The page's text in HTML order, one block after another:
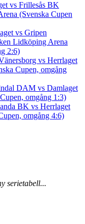
vs Frillesås BK
(Svenska Cupen
vs Gripen
Lidköping Arena
2:6)
vs Herrlaget
Cupen, omgång
DAM vs Damlaget
omgång 1:3)
BK vs Herrlaget
omgång 4:6)
serietabell...